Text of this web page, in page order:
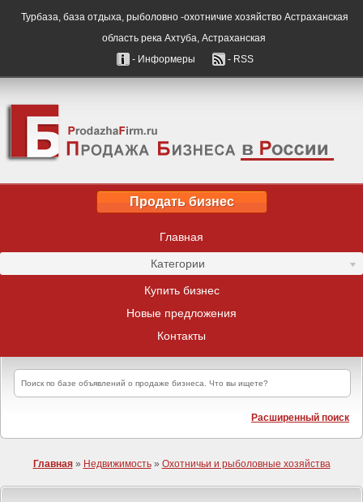
Турбаза, база отдыха, рыболовно -охотничие хозяйство Астраханская
область река Ахтуба, Астраханская
- Информеры
- RSS
Продать бизнес
Главная
Категории
Купить бизнес
Новые предложения
Контакты
Расширенный поиск
Главная» Недвижимость» Охотничьи и рыболовные хозяйства